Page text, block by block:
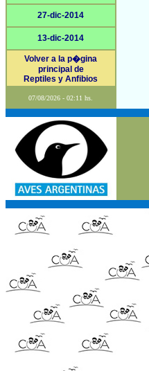
27-dic-2014
13-dic-2014
Volver a la p�gina
principal de
Reptiles y Anfibios
07/08/2026 - 02:11 hs.